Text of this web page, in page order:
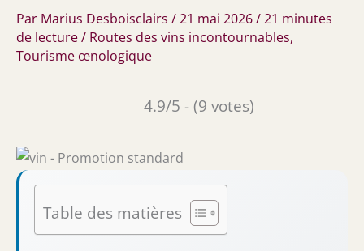
Par Marius Desboisclairs /21 mai 2026/21 minutes
de lecture/ Routes des vins incontournables,
Tourisme œnologique
4.9/5 - (9 votes)
Table des matières